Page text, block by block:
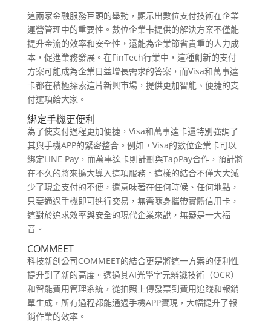
這兩家金融服務巨頭的舉動，顯示出數位支付技術在企業
運營管理中的重要性。數位企業卡提供的解決方案不僅能
提升金流的效率和安全性，還能為企業節省貴重的人力成
本，促進業務發展。在FinTech行業中，這種創新的支付
方案可能成為企業日益增長需求的答案，而Visa和萬事達
卡都在積極探索這片新興市場，提供更加智能、便捷的支
付選項給大家。
綁定手機更便利
為了使支付過程更加便捷，Visa和萬事達卡還特別強調了
其與手機APP的緊密整合。例如，Visa的數位企業卡可以
綁定LINE Pay，而萬事達卡則計劃與TapPay合作，預計將
在不久的將來擴大導入這項服務。這樣的結合不僅大大減
少了現金支付的不便，還意味著在任何時候、任何地點，
只要通過手機即可進行交易，無需隨身攜帶實體信用卡，
這對於追求效率與安全的現代企業來說，無疑是一大福
音。
COMMEET
科技新創公司COMMEET的結合更是將這一方案的便利性
提升到了新的高度。透過其AI光學字元辨識技術（OCR）
和智能費用管理系統，從拍照上傳發票到費用追蹤和報銷
單生成，所有過程都能通過手機APP實現，大幅提升了報
銷作業的效率。